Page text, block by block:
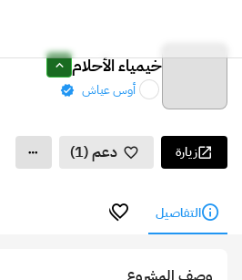
خيمياء الأحلام
أوس عياش
زيارة دعم (1)
التفاصيل